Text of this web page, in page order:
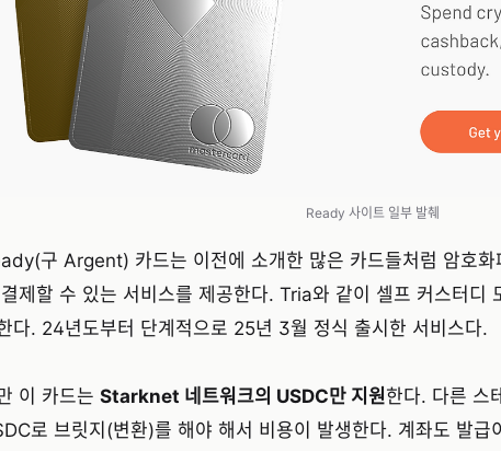
Ready 사이트 일부 발췌
구 Argent) 카드는 이전에 소개한 많은 카드들처럼 암호화
제할 수 있는 서비스를 제공한다. Tria와 같이 셀프 커스터디
다. 24년도부터 단계적으로 25년 3월 정식 출시한 서비스다.
이 카드는 Starknet 네트워크의 USDC만 지원한다. 다른 스
로 브릿지(변환)를 해야 해서 비용이 발생한다. 계좌도 발급